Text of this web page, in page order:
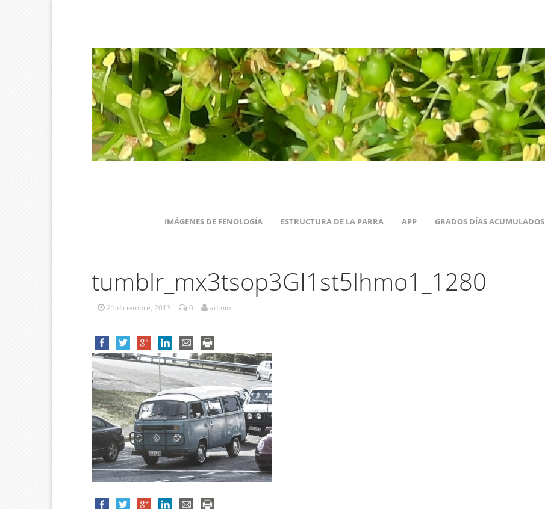
IMÁGENES DE FENOLOGÍA ESTRUCTURA DE LA PARRA APP GRADOS DÍAS ACUMULADOS
tumblr_mx3tsop3GI1st5lhmo1_1280
21 diciembre, 2013 0 admin